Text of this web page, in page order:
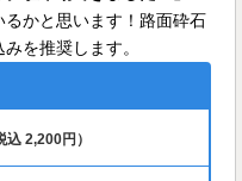
かと思います！路面砕石
を推奨します。
込 2,200円）